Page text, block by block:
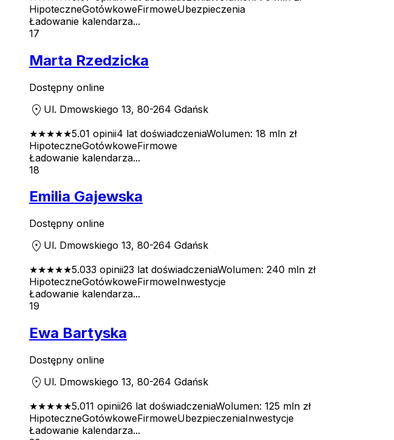
HipoteczneGotówkoweFirmoweUbezpieczenia
Ładowanie kalendarza...
17
Marta Rzedzicka
Dostępny online
location_on Ul. Dmowskiego 13, 80-264 Gdańsk
★★★★★5.01 opinii4 lat doświadczeniaWolumen: 18 mln zł
HipoteczneGotówkoweFirmowe
Ładowanie kalendarza...
18
Emilia Gajewska
Dostępny online
location_on Ul. Dmowskiego 13, 80-264 Gdańsk
★★★★★5.033 opinii23 lat doświadczeniaWolumen: 240 mln zł
HipoteczneGotówkoweFirmoweInwestycje
Ładowanie kalendarza...
19
Ewa Bartyska
Dostępny online
location_on Ul. Dmowskiego 13, 80-264 Gdańsk
★★★★★5.011 opinii26 lat doświadczeniaWolumen: 125 mln zł
HipoteczneGotówkoweFirmoweUbezpieczeniaInwestycje
Ładowanie kalendarza...